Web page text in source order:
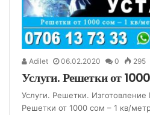
Adilet 06.02.2020 0 295
Услуги. Решетки от
Услуги. Решетки.
Решетки от 1000 сом – 1 кв/